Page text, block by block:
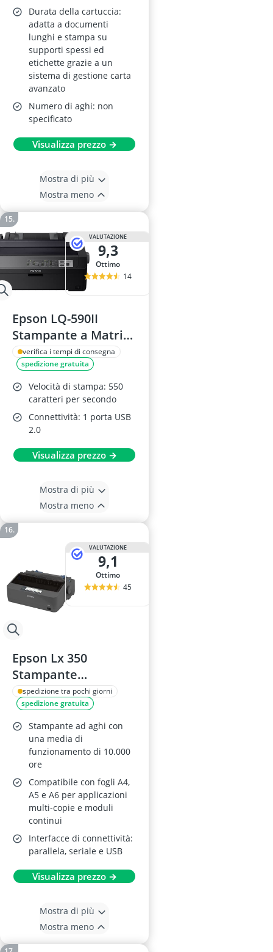
Durata della cartuccia:
adatta a documenti
lunghi e stampa su
supporti spessi ed
etichette grazie a un
sistema di gestione carta
avanzato
Numero di aghi: non
specificato
Visualizza prezzo →
Mostra di più
Mostra meno
VALUTAZIONE
9,3
Ottimo
14
Epson LQ-590II
Stampante a Matrice
di Aghi
verifica i tempi di consegna
spedizione gratuita
Velocità di stampa: 550
caratteri per secondo
Connettività: 1 porta USB
2.0
Visualizza prezzo →
Mostra di più
Mostra meno
VALUTAZIONE
9,1
Ottimo
45
Epson Lx 350
Stampante
Matriciale a Aghi
spedizione tra pochi giorni
spedizione gratuita
Stampante ad aghi con
una media di
funzionamento di 10.000
ore
Compatibile con fogli A4,
A5 e A6 per applicazioni
multi-copie e moduli
continui
Interfacce di connettività:
parallela, seriale e USB
Visualizza prezzo →
Mostra di più
Mostra meno